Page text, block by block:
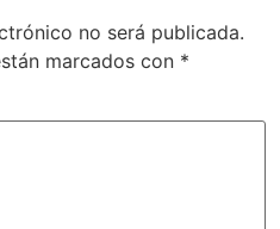
no será publicada.
marcados con *